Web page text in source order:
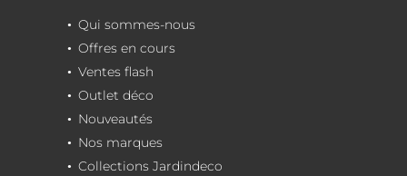
Qui sommes-nous
Offres en cours
Ventes flash
Outlet déco
Nouveautés
Nos marques
Collections Jardindeco